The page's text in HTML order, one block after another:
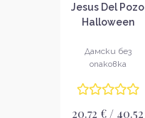
Jesus Del Pozo
Halloween
Тоалетна вода
за жени без
опаковка EDT
Дамски без
опаковка
20.72 € / 40.52